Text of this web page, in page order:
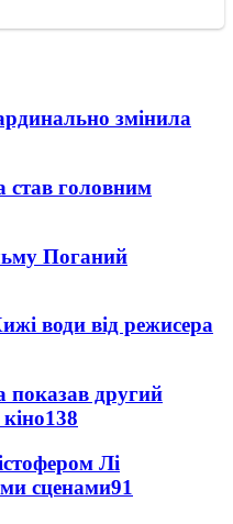
змінила
головним
Поганий
води від режисера
другий
138
Лі
сценами91